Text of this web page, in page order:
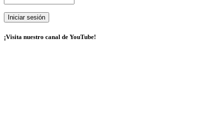
¡Visita nuestro canal de YouTube!